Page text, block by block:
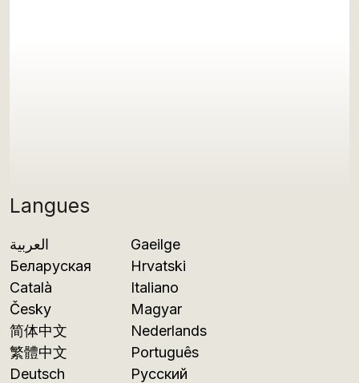
Langues
العربية
Беларуская
Català
Česky
简体中文
繁體中文
Deutsch
Gaeilge
Hrvatski
Italiano
Magyar
Nederlands
Português
Русский